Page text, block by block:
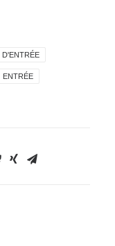
D'ENTRÉE
ENTRÉE